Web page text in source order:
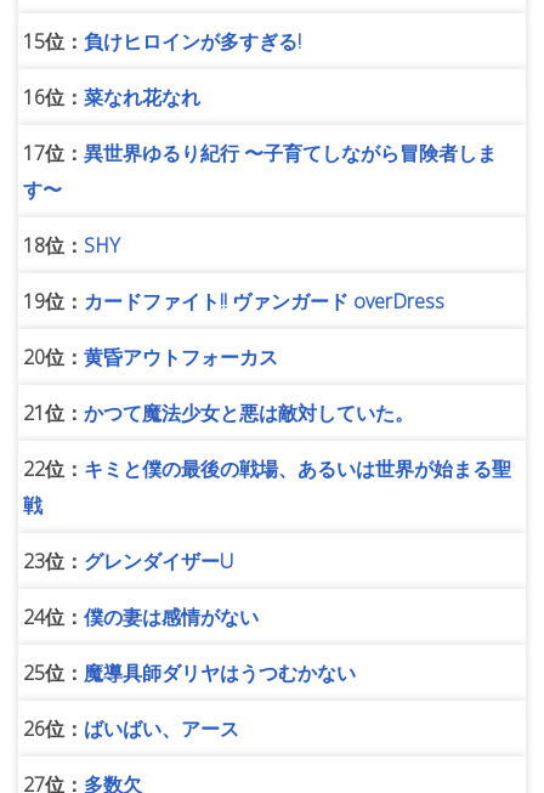
15位： 負けヒロインが多すぎる!
16位： 菜なれ花なれ
17位： 異世界ゆるり紀行 〜子育てしながら冒険者しま
す〜
18位： SHY
19位： カードファイト!! ヴァンガード overDress
20位： 黄昏アウトフォーカス
21位： かつて魔法少女と悪は敵対していた。
22位： キミと僕の最後の戦場、あるいは世界が始まる聖
戦
23位： グレンダイザーU
24位： 僕の妻は感情がない
25位： 魔導具師ダリヤはうつむかない
26位： ばいばい、アース
27位： 多数欠